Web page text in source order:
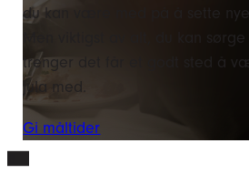
du kan være med på å sette
Men viktigst av alt, du kan sørge
trenger det får et godt sted å
jula med.
Gi måltider